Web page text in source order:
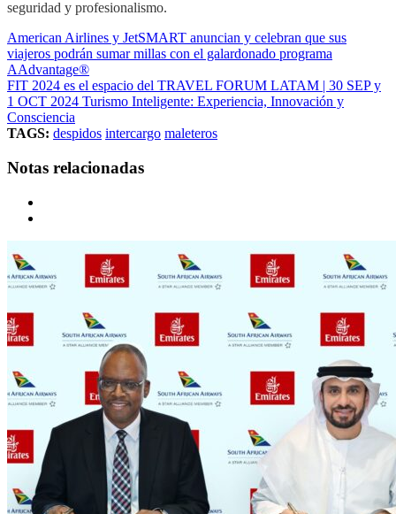
seguridad y profesionalismo.
American Airlines y JetSMART anuncian y celebran que sus
viajeros podrán sumar millas con el galardonado programa
AAdvantage®
FIT 2024 es el espacio del TRAVEL FORUM LATAM | 30 SEP y
1 OCT 2024 Turismo Inteligente: Experiencia, Innovación y
Consciencia
TAGS: despidos intercargo maleteros
Notas relacionadas